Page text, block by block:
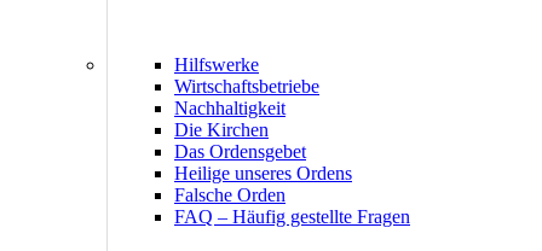
Hilfswerke
Wirtschaftsbetriebe
Nachhaltigkeit
Die Kirchen
Das Ordensgebet
Heilige unseres Ordens
Falsche Orden
FAQ – Häufig gestellte Fragen